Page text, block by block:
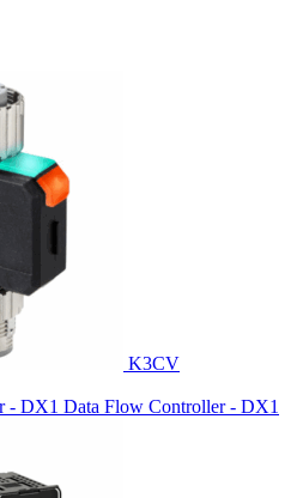
K3CV
Data Flow Controller - DX1